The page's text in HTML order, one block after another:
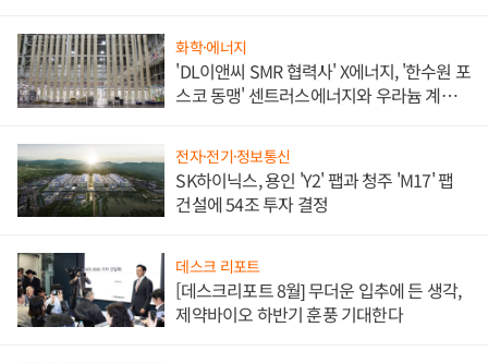
화학·에너지
'DL이앤씨 SMR 협력사' X에너지, '한수원 포
스코 동맹' 센트러스에너지와 우라늄 계약
전자·전기·정보통신
SK하이닉스, 용인 'Y2' 팹과 청주 'M17' 팹
건설에 54조 투자 결정
데스크 리포트
[데스크리포트 8월] 무더운 입추에 든 생각,
제약바이오 하반기 훈풍 기대한다